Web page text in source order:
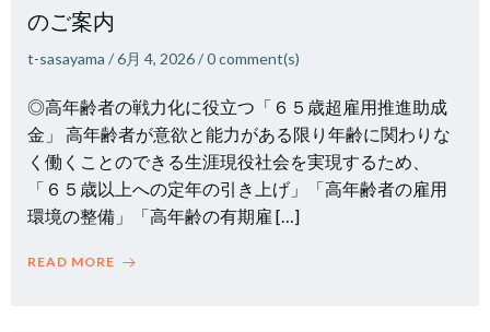
のご案内
t-sasayama /6月 4, 2026/0comment(s)
◎高年齢者の戦力化に役立つ「６５歳超雇用推進助成
金」 高年齢者が意欲と能力がある限り年齢に関わりな
く働くことのできる生涯現役社会を実現するため、
「６５歳以上への定年の引き上げ」「高年齢者の雇用
環境の整備」「高年齢の有期雇 […]
READ MORE